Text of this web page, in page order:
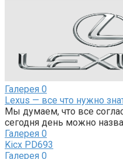
Галерея 0
Lexus — все что нужно
Мы думаем, что все
сегодня день можно
Галерея 0
Kicx PD693
Галерея 0